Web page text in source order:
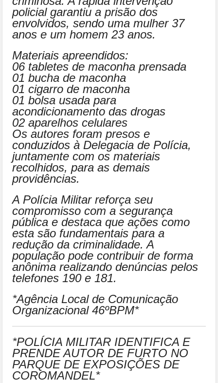
policial garantiu a prisão dos
envolvidos, sendo uma mulher 37
anos e um homem 23 anos.
Materiais apreendidos:
06 tabletes de maconha prensada
01 bucha de maconha
01 cigarro de maconha
01 bolsa usada para
acondicionamento das drogas
02 aparelhos celulares
Os autores foram presos e
conduzidos à Delegacia de Polícia,
juntamente com os materiais
recolhidos, para as demais
providências.
A Polícia Militar reforça seu
compromisso com a segurança
pública e destaca que ações como
esta são fundamentais para a
redução da criminalidade. A
população pode contribuir de forma
anônima realizando denúncias pelos
telefones 190 e 181.
*Agência Local de Comunicação
Organizacional 46ºBPM*
*POLÍCIA MILITAR IDENTIFICA E
PRENDE AUTOR DE FURTO NO
PARQUE DE EXPOSIÇÕES DE
COROMANDEL*